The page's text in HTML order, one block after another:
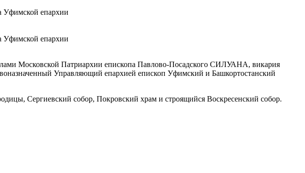
епархии
епархии
Московской Патриархии епископа Павлово-Посадского СИЛУАНА, викария
Управляющий епархией епископ Уфимский и Башкортостанский
Сергиевский собор, Покровский храм и строящийся Воскресенский собор.